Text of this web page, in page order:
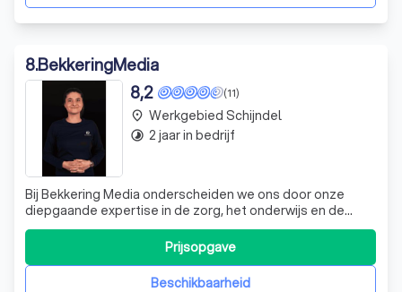
8.BekkeringMedia
(11)
8,2
Bij Bekkering Media onderscheiden we ons door onze
diepgaande expertise in de zorg, het onderwijs en de
kinderopvang. Onze samenwerking met de Woenselse
Poort heeft geleid tot impactvolle campagnes die de
verbinding tussen beeld en tekst versterken. We
begrijpen de unieke uitdagingen van deze sector
Beschikbaarheid
Prijsopgave
place Werkgebied Schijndel
timelapse 2 jaar in bedrijf